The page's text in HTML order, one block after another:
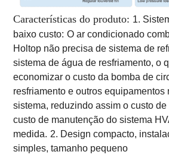
Características do produto: 1.
baixo custo: O ar condicionado
Holtop não precisa de sistema de
sistema de água de resfriamento, o
economizar o custo da bomba de
resfriamento e outros equipamentos
sistema, reduzindo assim o custo
custo de manutenção do sistema
medida. 2. Design compacto,
simples, tamanho pequeno